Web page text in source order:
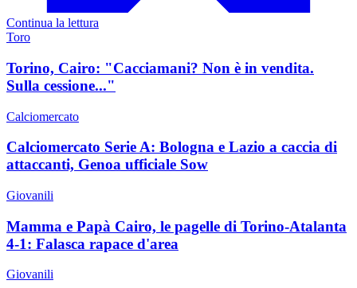
Continua la lettura
Toro
Torino, Cairo: "Cacciamani? Non è in vendita.
Sulla cessione..."
Calciomercato
Calciomercato Serie A: Bologna e Lazio a caccia di
attaccanti, Genoa ufficiale Sow
Giovanili
Mamma e Papà Cairo, le pagelle di Torino-Atalanta
4-1: Falasca rapace d'area
Giovanili